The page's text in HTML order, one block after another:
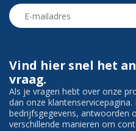
Vind hier snel het
vraag.
Als je vragen hebt over onze
dan onze klantenservicepagina.
bedrijfsgegevens, antwoorden
verschillende manieren om